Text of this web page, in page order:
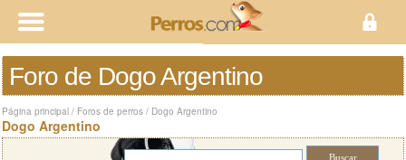
Foro de Dogo Argentino
Página principal / Foros de perros / Dogo Argentino
Dogo Argentino